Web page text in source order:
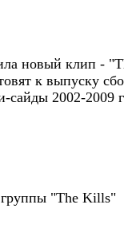
новый клип -
к выпуску
сайды 2002-2009
"The Kills"